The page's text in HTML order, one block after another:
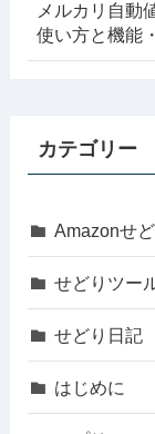
メルカリ自動
使い方と機能
カテゴリー
Amazonせど
せどりツー
せどり日記
はじめに